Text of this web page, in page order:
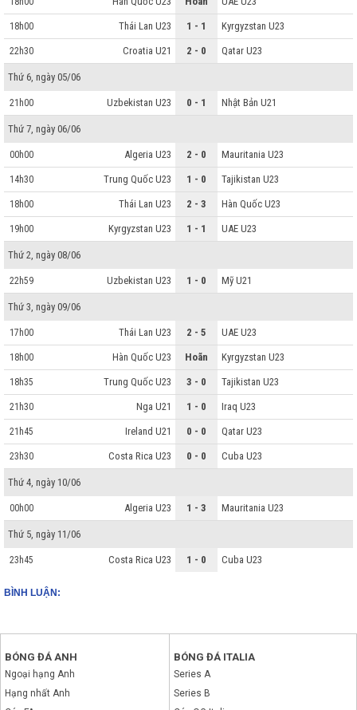
18h00 Thái Lan U23 1 - 1 Kyrgyzstan U23
22h30 Croatia U21 2 - 0 Qatar U23
Thứ 6, ngày 05/06
21h00 Uzbekistan U23 0 - 1 Nhật Bản U21
Thứ 7, ngày 06/06
00h00 Algeria U23 2 - 0 Mauritania U23
14h30 Trung Quốc U23 1 - 0 Tajikistan U23
18h00 Thái Lan U23 2 - 3 Hàn Quốc U23
19h00 Kyrgyzstan U23 1 - 1 UAE U23
Thứ 2, ngày 08/06
22h59 Uzbekistan U23 1 - 0 Mỹ U21
Thứ 3, ngày 09/06
17h00 Thái Lan U23 2 - 5 UAE U23
18h00 Hàn Quốc U23 Hoãn Kyrgyzstan U23
18h35 Trung Quốc U23 3 - 0 Tajikistan U23
21h30 Nga U21 1 - 0 Iraq U23
21h45 Ireland U21 0 - 0 Qatar U23
23h30 Costa Rica U23 0 - 0 Cuba U23
Thứ 4, ngày 10/06
00h00 Algeria U23 1 - 3 Mauritania U23
Thứ 5, ngày 11/06
23h45 Costa Rica U23 1 - 0 Cuba U23
BÌNH LUẬN:
BÓNG ĐÁ ANH
Ngoại hạng Anh
Hạng nhất Anh
BÓNG ĐÁ ITALIA
Series A
Series B